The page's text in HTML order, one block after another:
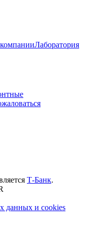
Лаборатория
Т-Банк.
данных и cookies